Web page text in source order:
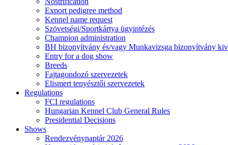
Export pedigree method
Kennel name request
Szövetségi/Sportkártya ügyintézés
Champion administration
BH bizonyítvány és/vagy Munkavizsga bizonyítvány
Entry for a dog show
Breeds
Fajtagondozó szervezetek
Elismert tenyésztői szervezetek
Regulations
FCI regulations
Hungarian Kennel Club General Rules
Presidential Decisions
Shows
Rendezvénynaptár 2026